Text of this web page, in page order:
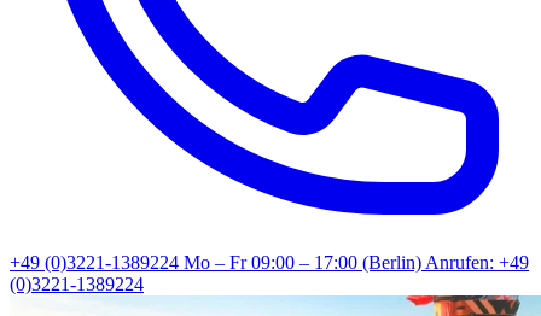
+49 (0)3221-1389224 Mo – Fr 09:00 – 17:00 (Berlin)Anrufen: +49
(0)3221-1389224